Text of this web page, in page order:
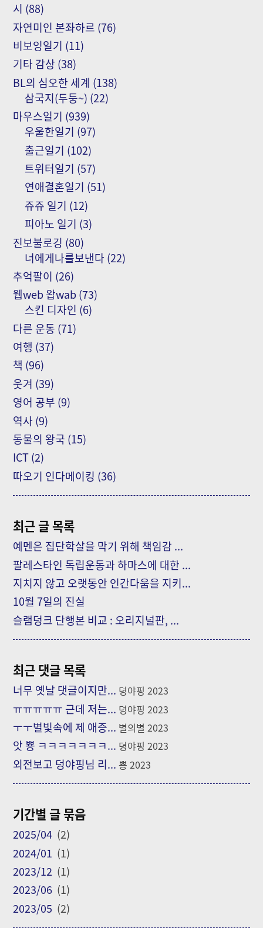
시 (88)
자연미인 본좌하르 (76)
비보잉일기 (11)
기타 감상 (38)
BL의 심오한 세계 (138)
삼국지(두둥~) (22)
마우스일기 (939)
우울한일기 (97)
출근일기 (102)
트위터일기 (57)
연애결혼일기 (51)
쥬쥬 일기 (12)
피아노 일기 (3)
진보불로깅 (80)
너에게나를보낸다 (22)
추억팔이 (26)
웹web 왑wab(73)
스킨 디자인 (6)
다른 운동 (71)
여행 (37)
책 (96)
웃겨 (39)
영어 공부 (9)
역사 (9)
동물의 왕국 (15)
ICT(2)
따오기 인다메이킹 (36)
최근 글 목록
예멘은 집단학살을 막기 위해 책임감 ...
팔레스타인 독립운동과 하마스에 대한 ...
지치지 않고 오랫동안 인간다움을 지키...
10월 7일의 진실
슬램덩크 단행본 비교 : 오리지널판, ...
최근 댓글 목록
너무 옛날 댓글이지만... 뎡야핑 2023
ㅠㅠㅠㅠㅠ 근데 저는... 뎡야핑 2023
ㅜㅜ별빛속에 제 애증... 별의별 2023
앗 뿅 ㅋㅋㅋㅋㅋㅋㅋ... 뎡야핑 2023
외전보고 덩야핑님 리... 뿅 2023
기간별 글 묶음
2025/04 (2)
2024/01 (1)
2023/12 (1)
2023/06 (1)
2023/05 (2)